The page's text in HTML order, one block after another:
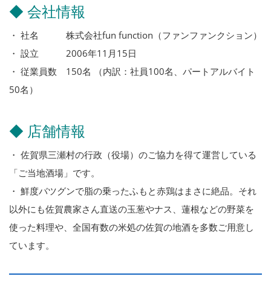
◆ 会社情報
・ 社名 株式会社fun function（ファンファンクション）
・ 設立 2006年11月15日
・ 従業員数 150名 （内訳：社員100名、パートアルバイト
50名）
◆ 店舗情報
・ 佐賀県三瀬村の行政（役場）のご協力を得て運営している
「ご当地酒場」です。
・ 鮮度バツグンで脂の乗ったふもと赤鶏はまさに絶品。それ
以外にも佐賀農家さん直送の玉葱やナス、蓮根などの野菜を
使った料理や、全国有数の米処の佐賀の地酒を多数ご用意し
ています。